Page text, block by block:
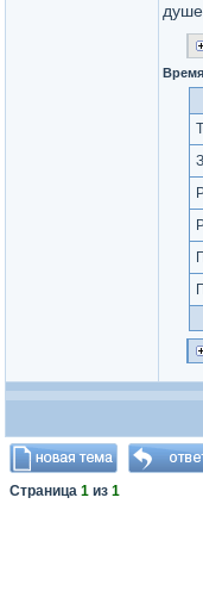
Страница 1 из 1